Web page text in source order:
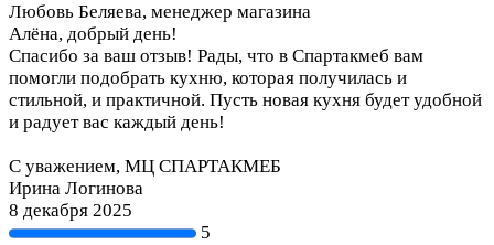
Любовь Беляева, менеджер магазина
Алёна, добрый день!
Спасибо за ваш отзыв! Рады, что в Спартакмеб вам
помогли подобрать кухню, которая получилась и
стильной, и практичной. Пусть новая кухня будет удобной
и радует вас каждый день!
С уважением, МЦ СПАРТАКМЕБ
Ирина Логинова
8 декабря 2025
5